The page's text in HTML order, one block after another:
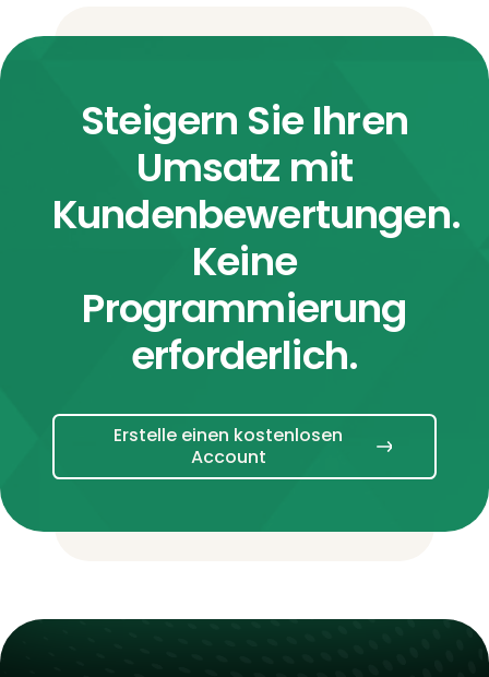
Steigern Sie Ihren
Umsatz mit
Kundenbewertungen.
Keine
Programmierung
erforderlich.
Erstelle einen kostenlosen
Account